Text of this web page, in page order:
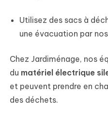
Utilisez des sacs à
une évacuation par
Chez Jardiménage, nos
du matériel électrique
et peuvent prendre en
des déchets.